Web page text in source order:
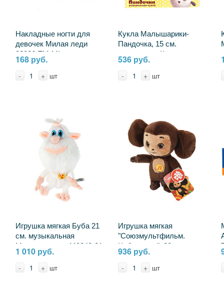
Накладные ногти для
девочек Милая леди
98026-TM-ML
168 руб.
- + шт
Кукла Малышарики-
Пандочка, 15 см.
пьет,писает Карапуз
Y15BB-PANDA
536 руб.
- + шт
Игрушка мягкая Буба 21
см. музыкальная
Мульти-пульти M9843-21
1 010 руб.
- + шт
Игрушка мягкая
"Союзмультфильм.
Чебурашка", 20 см.
озвученный Мульти-
пульти M122992CH-20S
936 руб.
- + шт